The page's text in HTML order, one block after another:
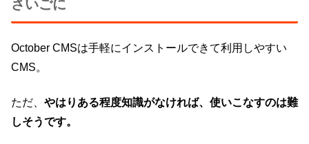
さいごに
October CMSは手軽にインストールできて利用しやすい
CMS。
ただ、 やはりある程度知識がなければ、使いこなすのは難
しそうです。